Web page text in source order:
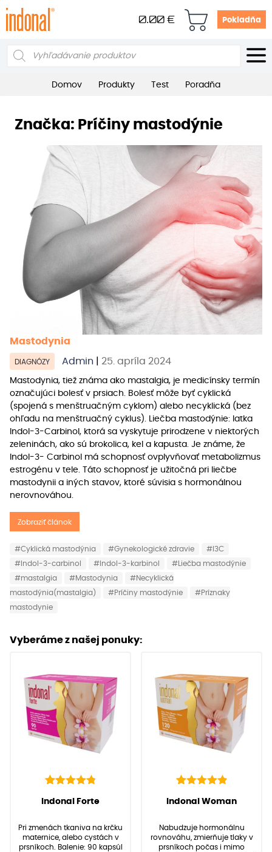
0.00 € Pokladňa
Products
Domov Produkty Test Poradňa
Značka: Príčiny mastodýnie
Mastodynia
DIAGNÓZY Admin 25. apríla 2024
Mastodynia, tiež známa ako mastalgia, je medicínsky termín
označujúci bolesť v prsiach. Bolesť môže byť cyklická
(spojená s menštruačným cyklom) alebo necyklická (bez
ohľadu na menštruačný cyklus). Liečba mastodýnie: latka
Indol-3-Carbinol, ktorá sa vyskytuje prirodzene v niektorých
zeleninách, ako sú brokolica, kel a kapusta. Je známe, že
Indol-3- Carbinol má schopnosť ovplyvňovať metabolizmus
estrogénu v tele. Táto schopnosť je užitočná pri liečbe
mastodynii a iných stavov, ktoré súvisia s hormonálnou
nerovnováhou.
Zobraziť článok
#Cyklická mastodýnia #Gynekologické zdravie
#I3C
#Indol-3-carbinol
#Indol-3-karbinol
#Liečba mastodýnie
#mastalgia
#Mastodynia
#Necyklická
mastodýnia(mastalgia)
#Príčiny mastodýnie
#Príznaky
mastodynie
Vyberáme z našej ponuky:
4.91
základe
zákazníckych
recenzií
(142recenzií
Indonal Forte
Pri zmenách tkaniva na krčku
maternice, alebo cystách v
prsníkoch. Balenie: 90 kapsúl
4.97
základe
zákazníckych
recenzií
recenzií zákazníkov)
Indonal Woman
Nabudzuje hormonálnu
rovnováhu, zmierňuje tlaky v
prsníkoch počas i mimo